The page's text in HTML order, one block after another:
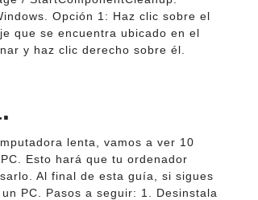
Opción 1: Haz clic sobre el
que se encuentra ubicado en el
y haz clic derecho sobre él.
lenta, vamos a ver 10
Esto hará que tu ordenador
Al final de esta guía, si sigues
PC. Pasos a seguir: 1. Desinstala